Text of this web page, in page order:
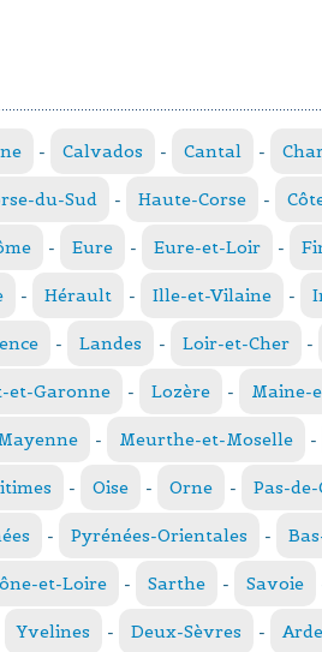
- Calvados - Cantal -
du-Sud - Haute-Corse -
- Eure - Eure-et-Loir -
- Hérault - Ille-et-Vilaine -
- Landes - Loir-et-Cher -
et-Garonne - Lozère - Maine-
- Meurthe-et-Moselle -
- Oise - Orne - Pas-
- Pyrénées-Orientales -
et-Loire - Sarthe - Savoie
Yvelines - Deux-Sèvres -